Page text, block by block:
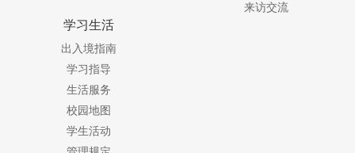
来访交流
学习生活
出入境指南
学习指导
生活服务
校园地图
学生活动